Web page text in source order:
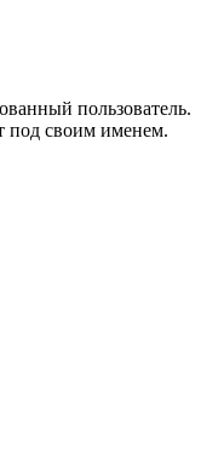
пользователь.
под своим именем.